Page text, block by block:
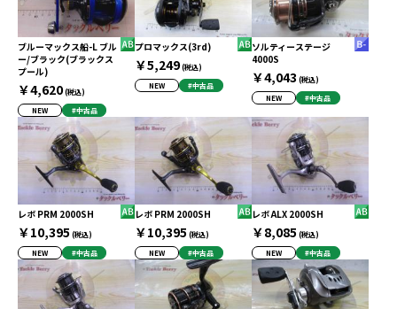
ブルーマックス船-L ブル
ー/ブラック(ブラックス
プール)
￥4,620(税込)
NEW
#中古品
プロマックス(3rd)
￥5,249(税込)
NEW
#中古品
ソルティーステージ
4000S
￥4,043 (税込)
NEW
#中古品
レボ PRM 2000SH
￥10,395 (税込)
NEW
#中古品
レボ PRM 2000SH
￥10,395 (税込)
NEW
#中古品
レボ ALX 2000SH
￥8,085 (税込)
NEW
#中古品